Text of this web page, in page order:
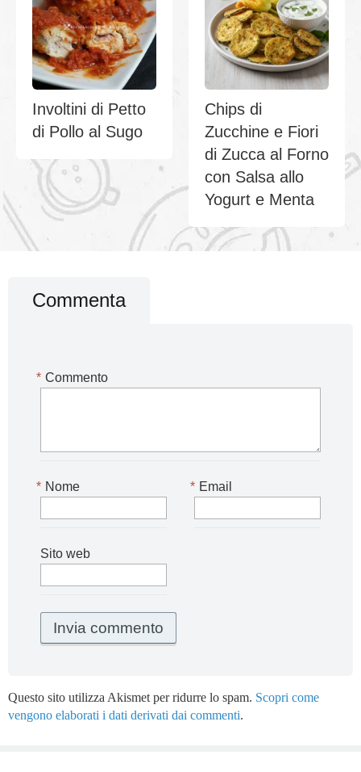
Involtini di Petto
di Pollo al Sugo
Chips di
Zucchine e Fiori
di Zucca al Forno
con Salsa allo
Yogurt e Menta
Commenta
Commento
*
Nome
* Email
*
Sito web
Questo sito utilizza Akismet per ridurre lo spam. Scopri come
vengono elaborati i dati derivati dai commenti.